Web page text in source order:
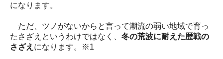
になります。
ただ、ツノがないからと言って潮流の弱い地域で育っ
たさざえというわけではなく、 冬の荒波に耐えた歴戦の
さざえ になります。※1